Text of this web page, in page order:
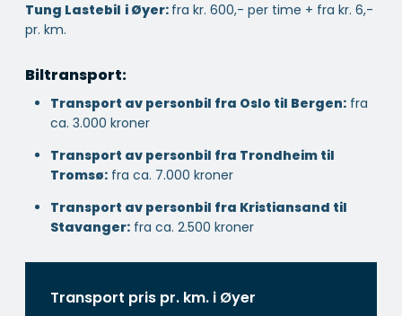
Tung Lastebil i Øyer: fra kr. 600,- per time + fra kr. 6,-
pr. km.
Biltransport:
Transport av personbil fra Oslo til Bergen: fra
ca. 3.000 kroner
Transport av personbil fra Trondheim til
Tromsø: fra ca. 7.000 kroner
Transport av personbil fra Kristiansand til
Stavanger: fra ca. 2.500 kroner
Transport pris pr. km. i Øyer